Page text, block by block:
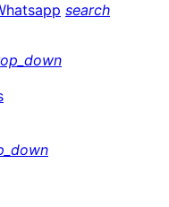
search